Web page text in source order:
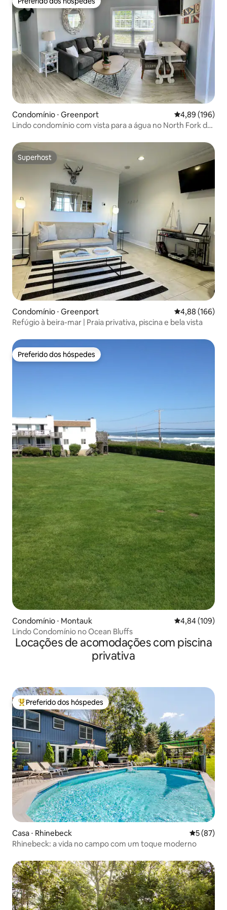
Preferido dos hóspedes
Condomínio ⋅ Greenport 4,89 de uma
4,89 (196)
Lindo condomínio com vista para a água no North Fork de
Superhost
Superhost
Condomínio ⋅ Greenport 4,88 de uma
4,88 (166)
Refúgio à beira-mar | Praia privativa, piscina e bela vista
Preferido dos hóspedes
Preferido dos hóspedes
Condomínio ⋅ Montauk 4,84 de uma
4,84 (109)
Lindo Condomínio no Ocean Bluffs
Locações de acomodações com piscina
privativa
Entre os melhores preferidos dos hóspedes
Preferido dos hóspedes
Casa ⋅ Rhinebeck 5 de uma
5 (87)
Rhinebeck: a vida no campo com um toque moderno